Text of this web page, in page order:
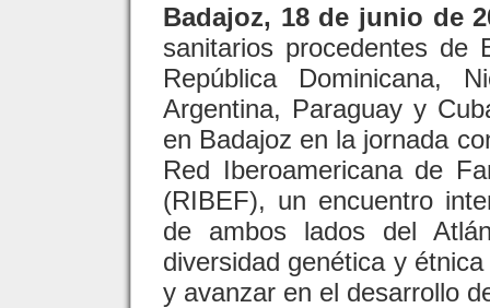
Badajoz, 18 de junio de
sanitarios procedentes de
República Dominicana,
Argentina, Paraguay y
en Badajoz en la jornada
Red Iberoamericana de
(RIBEF), un encuentro
de ambos lados del
diversidad genética y
y avanzar en el desarrollo